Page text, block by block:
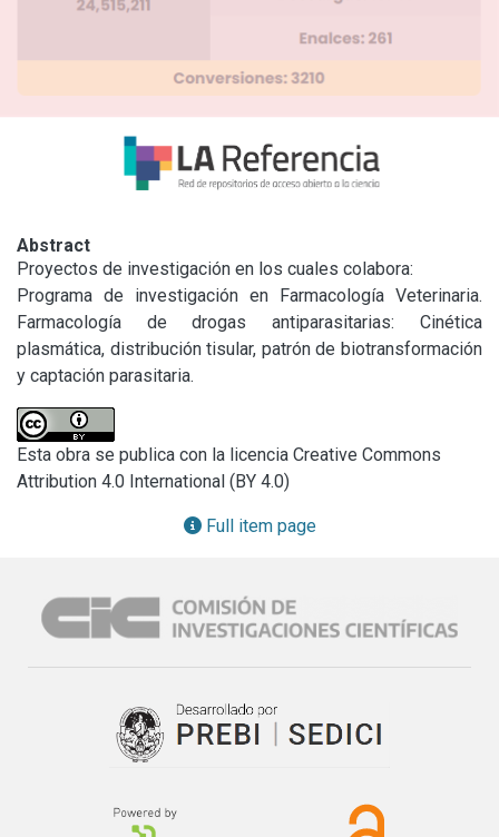
Abstract
Proyectos de investigación en los cuales colabora:
Programa de investigación en Farmacología Veterinaria.
Farmacología de drogas antiparasitarias: Cinética
plasmática, distribución tisular, patrón de biotransformación
y captación parasitaria.
Esta obra se publica con la licencia Creative Commons
Attribution 4.0 International (BY 4.0)
Full item page